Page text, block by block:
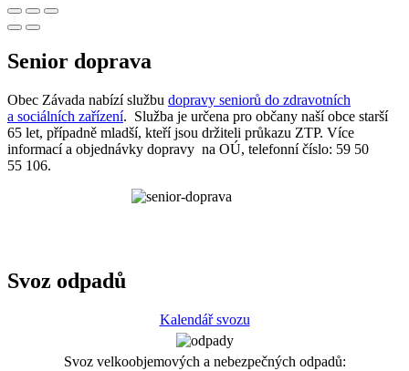
Senior doprava
Obec Závada nabízí službu dopravy seniorů do zdravotních
a sociálních zařízení. Služba je určena pro občany naší obce starší
65 let, případně mladší, kteří jsou držiteli průkazu ZTP. Více
informací a objednávky dopravy na OÚ, telefonní číslo: 59 50
55 106.
Svoz odpadů
Kalendář svozu
Svoz velkoobjemových a nebezpečných odpadů: